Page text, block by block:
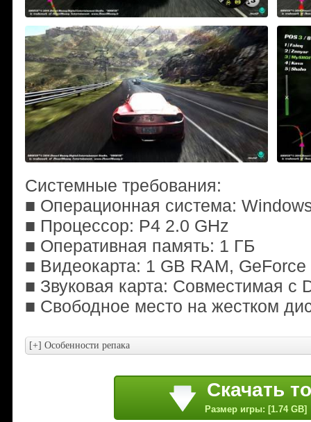
Системные требования:
■ Операционная система:
■ Процессор: P4 2.0 GHz
■ Оперативная память: 1 ГБ
■ Видеокарта: 1 GB RAM,
■ Звуковая карта: Совместимая с
■ Свободное место на жестком
Скачать
Размер игры: [1.74 GB]